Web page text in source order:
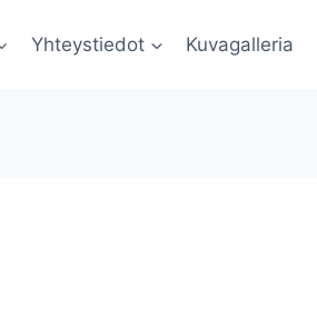
Yhteystiedot Kuvagalleria